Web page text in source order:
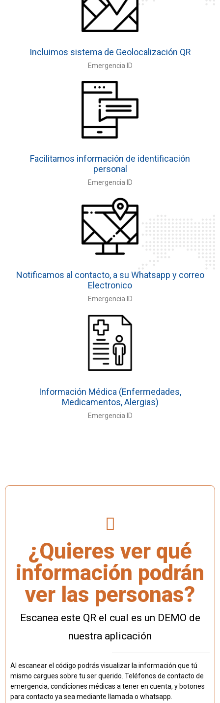
Incluimos sistema de Geolocalización QR
Emergencia ID
Facilitamos información de identificación
personal
Emergencia ID
Notificamos al contacto, a su Whatsapp y correo
Electronico
Emergencia ID
Información Médica (Enfermedades,
Medicamentos, Alergias)
Emergencia ID
¿Quieres ver qué
información podrán
ver las personas?
Escanea este QR el cual es un DEMO de
nuestra aplicación
Al escanear el código podrás visualizar la información que tú
mismo cargues sobre tu ser querido. Teléfonos de contacto de
emergencia, condiciones médicas a tener en cuenta, y botones
para contacto ya sea mediante llamada o whatsapp.